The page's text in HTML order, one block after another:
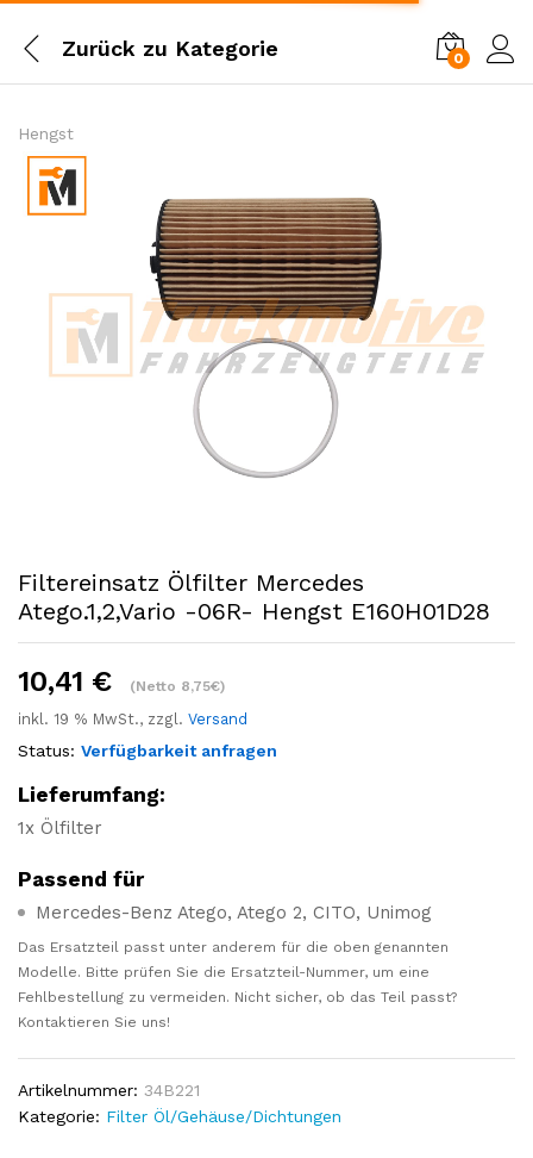
Zurück zu Kategorie 0
Hengst
Filtereinsatz Ölfilter Mercedes
Atego.1,2,Vario -06R- Hengst E160H01D28
10,41 € (Netto 8,75€)
inkl. 19 % MwSt., zzgl. Versand
Status: Verfügbarkeit anfragen
Lieferumfang:
1x Ölfilter
Passend für
Mercedes-Benz Atego, Atego 2, CITO, Unimog
Das Ersatzteil passt unter anderem für die oben genannten
Modelle. Bitte prüfen Sie die Ersatzteil-Nummer, um eine
Fehlbestellung zu vermeiden. Nicht sicher, ob das Teil passt?
Kontaktieren Sie uns!
Artikelnummer: 34B221
Kategorie: Filter Öl/Gehäuse/Dichtungen